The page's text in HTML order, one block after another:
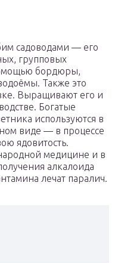
садоводами — его
групповых
бордюры,
Также это
Выращивают его и
Богатые
используются в
виде — в процессе
ядовитость.
медицине и в
алкалоида
лечат паралич.